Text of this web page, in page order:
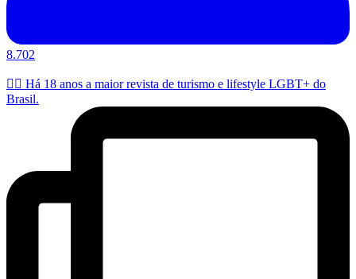
8.702
🏳️‍🌈 Há 18 anos a maior revista de turismo e lifestyle LGBT+ do
Brasil.